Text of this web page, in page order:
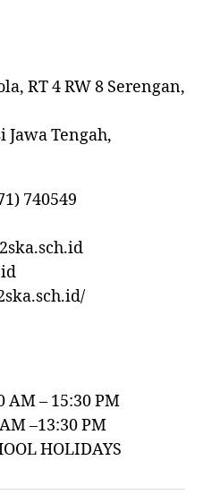
RT 4 RW 8 Serengan,
Jawa Tengah,
740549
AM – 15:30 PM
PM
HOLIDAYS